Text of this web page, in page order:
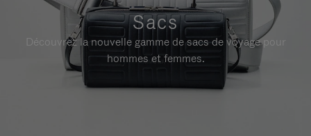
Sacs
Découvrez la nouvelle gamme de sacs de voyage pour
hommes et femmes.